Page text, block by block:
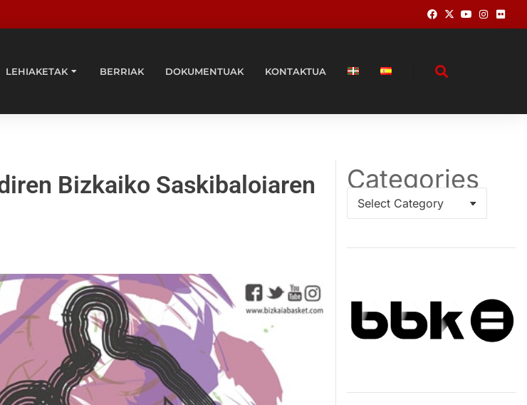
LEHIAKETAK BERRIAK DOKUMENTUAK KONTAKTUA
Bizkaiko Saskibaloiaren
Categories